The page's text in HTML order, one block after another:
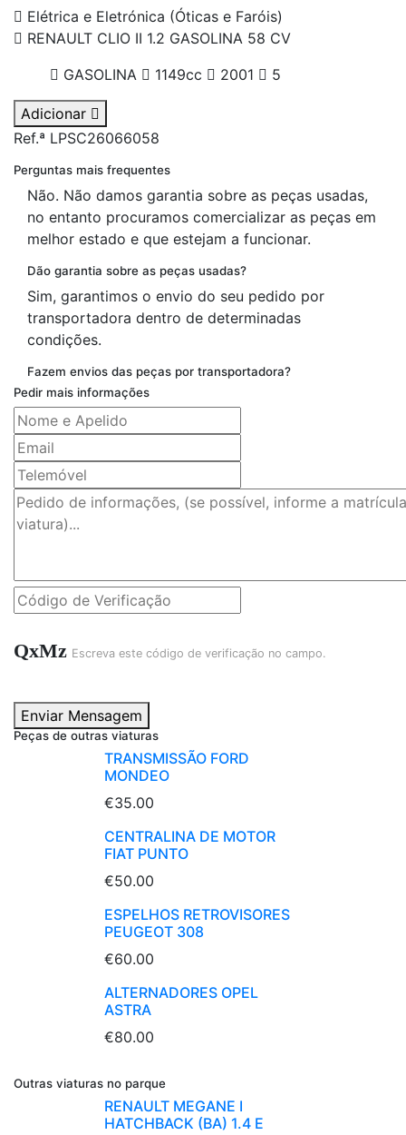
Elétrica e Eletrónica (Óticas e Faróis)
RENAULT CLIO II 1.2 GASOLINA 58 CV
GASOLINA
1149cc 2001 5
Adicionar
Ref.ª LPSC26066058
Perguntas mais frequentes
Não. Não damos garantia sobre as peças usadas,
no entanto procuramos comercializar as peças em
melhor estado e que estejam a funcionar.
Dão garantia sobre as peças usadas?
Sim, garantimos o envio do seu pedido por
transportadora dentro de determinadas
condições.
Fazem envios das peças por transportadora?
Pedir mais informações
QxMz Escreva este código de verificação no campo.
Enviar Mensagem
Peças de outras viaturas
TRANSMISSÃO FORD
MONDEO
€35.00
CENTRALINA DE MOTOR
FIAT PUNTO
€50.00
ESPELHOS RETROVISORES
PEUGEOT 308
€60.00
ALTERNADORES OPEL
ASTRA
€80.00
Outras viaturas no parque
RENAULT MEGANE I
HATCHBACK (BA) 1.4 E